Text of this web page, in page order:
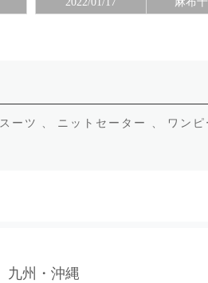
スーツ 、 ニットセーター 、
ワンピ
九州・沖縄